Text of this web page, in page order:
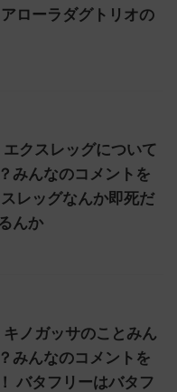
ローラダグトリオの
エクスレッグについて
みんなのコメントを
レッグなんか即死だ
んか
キノガッサのことみん
みんなのコメントを
バタフリーはバタフ